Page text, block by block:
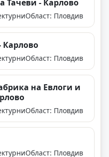
Тачеви - Карлово
Област: Пловдив
Карлово
Област: Пловдив
на Евлоги и
Област: Пловдив
Област: Пловдив